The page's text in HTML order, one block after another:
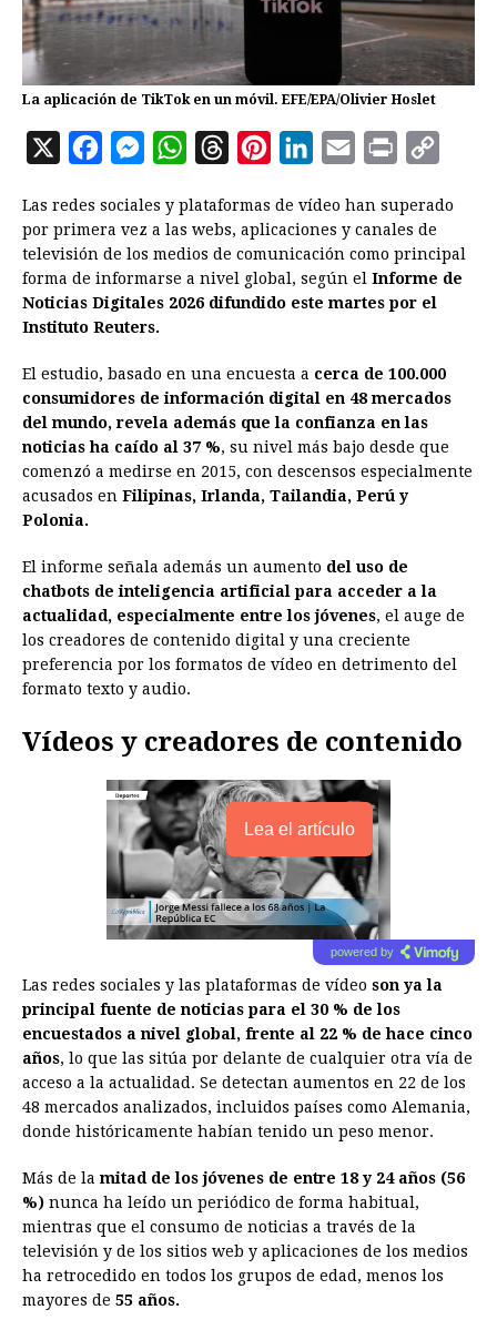
La aplicación de TikTok en un móvil. EFE/EPA/Olivier Hoslet
X
c
e
b
o
k
M
s
s
e
n
e
r
W
a
t
s
A
p
r
e
a
d
n
t
e
r
s
t
n
k
e
d
n
a
i
l
i
n
t
p
y
L
k
Las redes sociales y plataformas de vídeo han superado
por primera vez a las webs, aplicaciones y canales de
televisión de los medios de comunicación como principal
forma de informarse a nivel global, según el Informe de
Noticias Digitales 2026 difundido este martes por el
Instituto Reuters.
El estudio, basado en una encuesta a cerca de 100.000
consumidores de información digital en 48 mercados
del mundo, revela además que la confianza en las
noticias ha caído al 37 %, su nivel más bajo desde que
comenzó a medirse en 2015, con descensos especialmente
acusados en Filipinas, Irlanda, Tailandia, Perú y
Polonia.
El informe señala además un aumento del uso de
chatbots de inteligencia artificial para acceder a la
actualidad, especialmente entre los jóvenes, el auge de
los creadores de contenido digital y una creciente
preferencia por los formatos de vídeo en detrimento del
formato texto y audio.
Vídeos y creadores de contenido
Lea el artículo
powered by
Las redes sociales y las plataformas de vídeo son ya la
principal fuente de noticias para el 30 % de los
encuestados a nivel global, frente al 22 % de hace cinco
años, lo que las sitúa por delante de cualquier otra vía de
acceso a la actualidad. Se detectan aumentos en 22 de los
48 mercados analizados, incluidos países como Alemania,
donde históricamente habían tenido un peso menor.
Más de lamitad de los jóvenes de entre 18 y 24 años (56
%) nunca ha leído un periódico de forma habitual,
mientras que el consumo de noticias a través de la
televisión y de los sitios web y aplicaciones de los medios
ha retrocedido en todos los grupos de edad, menos los
mayores de 55 años.